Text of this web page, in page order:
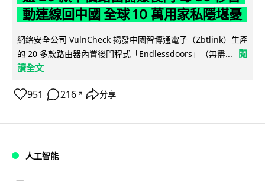
動連線回中國 全球 10 萬用家私隱堪憂
網絡安全公司 VulnCheck 揭發中國智博通電子（Zbtlink）生產
的 20 多款路由器內置後門程式「Endlessdoors」（無盡...
閱
讀全文
951 216 ↗ 分享
人工智能